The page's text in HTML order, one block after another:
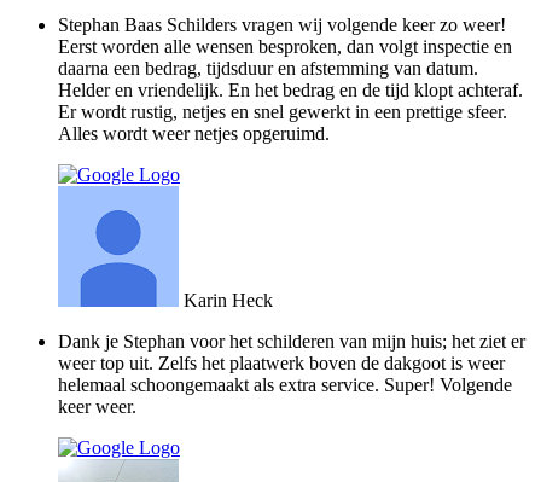
Stephan Baas Schilders vragen wij volgende keer zo weer!
Eerst worden alle wensen besproken, dan volgt inspectie en
daarna een bedrag, tijdsduur en afstemming van datum.
Helder en vriendelijk. En het bedrag en de tijd klopt achteraf.
Er wordt rustig, netjes en snel gewerkt in een prettige sfeer.
Alles wordt weer netjes opgeruimd.
Karin Heck
Dank je Stephan voor het schilderen van mijn huis; het ziet er
weer top uit. Zelfs het plaatwerk boven de dakgoot is weer
helemaal schoongemaakt als extra service. Super! Volgende
keer weer.